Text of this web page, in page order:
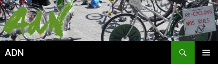
ADN